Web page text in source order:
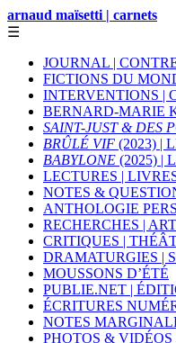
arnaud maïsetti | carnets
☰
JOURNAL |
FICTIONS DU
INTERVENTIONS |
BERNARD-MARIE
SAINT-JUST & DES
BRÛLÉ VIF (2023) |
BABYLONE (2025) |
LECTURES |
NOTES &
ANTHOLOGIE
RECHERCHES |
CRITIQUES |
DRAMATURGIES |
MOUSSONS D’ÉTÉ
PUBLIE.NET |
ÉCRITURES
NOTES
PHOTOS & VIDÉOS